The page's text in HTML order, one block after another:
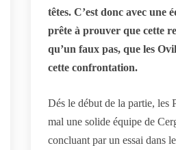
têtes. C’est donc avec une
prête à prouver que cette
qu’un faux pas, que les
cette confrontation.
Dés le début de la partie, les
mal une solide équipe de
concluant par un essai dans